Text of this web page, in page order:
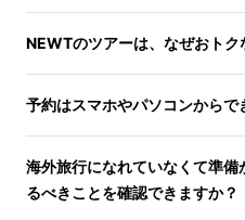
NEWTのツアーは、なぜおトク
予約はスマホやパソコンからで
海外旅行になれていなくて準
るべきことを確認できますか？